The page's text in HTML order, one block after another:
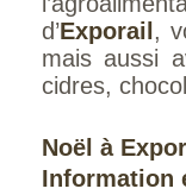
d’Exporail ,
mais aussi
cidres,
Noël à
Information